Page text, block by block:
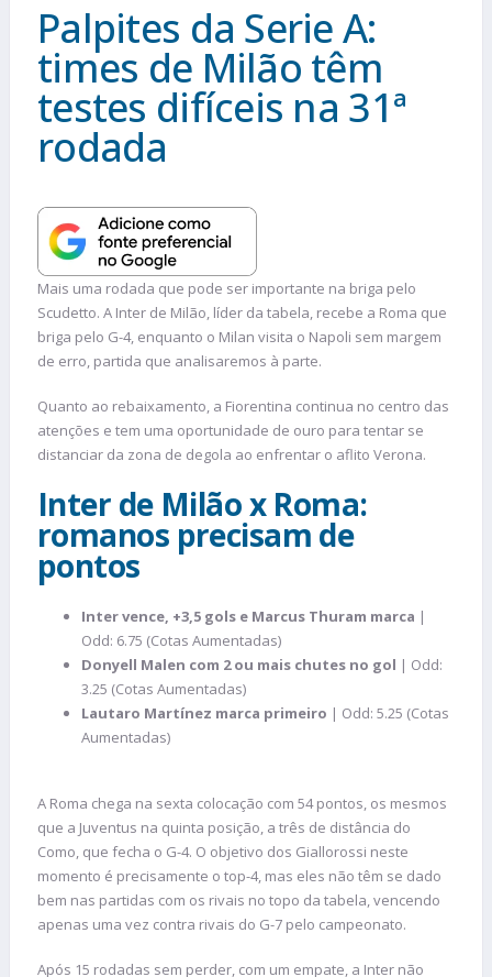
Palpites da Serie A:
times de Milão têm
testes difíceis na 31ª
rodada
Mais uma rodada que pode ser importante na briga pelo
Scudetto. A Inter de Milão, líder da tabela, recebe a Roma que
briga pelo G-4, enquanto o Milan visita o Napoli sem margem
de erro, partida que analisaremos à parte.
Quanto ao rebaixamento, a Fiorentina continua no centro das
atenções e tem uma oportunidade de ouro para tentar se
distanciar da zona de degola ao enfrentar o aflito Verona.
Inter de Milão x Roma:
romanos precisam de
pontos
Inter vence, +3,5 gols e Marcus Thuram marca |
Odd: 6.75 (Cotas Aumentadas)
Donyell Malen com 2 ou mais chutes no gol | Odd:
3.25 (Cotas Aumentadas)
Lautaro Martínez marca primeiro | Odd: 5.25 (Cotas
Aumentadas)
A Roma chega na sexta colocação com 54 pontos, os mesmos
que a Juventus na quinta posição, a três de distância do
Como, que fecha o G-4. O objetivo dos Giallorossi neste
momento é precisamente o top-4, mas eles não têm se dado
bem nas partidas com os rivais no topo da tabela, vencendo
apenas uma vez contra rivais do G-7 pelo campeonato.
Após 15 rodadas sem perder, com um empate, a Inter não